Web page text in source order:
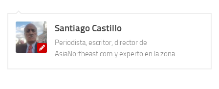
Santiago Castillo
Periodista, escritor, director de
AsiaNortheast.com y experto en la zona